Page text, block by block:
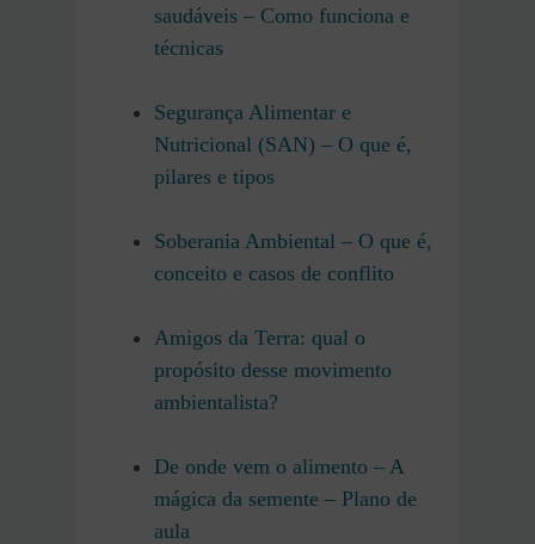
saudáveis – Como funciona e
técnicas
Segurança Alimentar e
Nutricional (SAN) – O que é,
pilares e tipos
Soberania Ambiental – O que é,
conceito e casos de conflito
Amigos da Terra: qual o
propósito desse movimento
ambientalista?
De onde vem o alimento – A
mágica da semente – Plano de
aula